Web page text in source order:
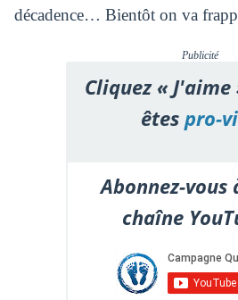
décadence… Bientôt on va
Publicité
Cliquez « J'aime
êtespro-
Abonnez-vous
chaîne